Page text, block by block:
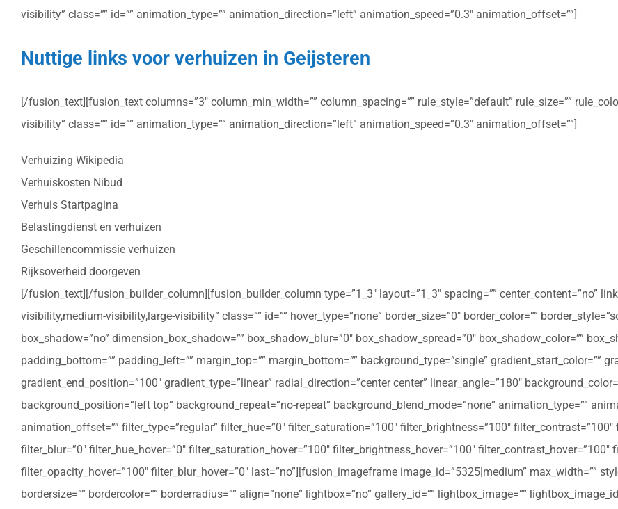
visibility” class=”” id=”” animation_type=”” animation_direction=”left” animation_speed=”0.3″ animation_offset=””]
Nuttige links voor verhuizen in Geijsteren
[/fusion_text][fusion_text columns=”3″ column_min_width=”” column_spacing=”” rule_style=”default” rule_size=””
visibility” class=”” id=”” animation_type=”” animation_direction=”left” animation_speed=”0.3″ animation_offset=””]
Verhuizing Wikipedia
Verhuiskosten Nibud
Verhuis Startpagina
Belastingdienst en verhuizen
Geschillencommissie verhuizen
Rijksoverheid doorgeven
[/fusion_text][/fusion_builder_column][fusion_builder_column type=”1_3″ layout=”1_3″ spacing=”” center_content=”no”
visibility,medium-visibility,large-visibility” class=”” id=”” hover_type=”none” border_size=”0″ border_color=””
box_shadow=”no” dimension_box_shadow=”” box_shadow_blur=”0″ box_shadow_spread=”0″ box_shadow_color=””
padding_bottom=”” padding_left=”” margin_top=”” margin_bottom=”” background_type=”single” gradient_start_color=””
gradient_end_position=”100″ gradient_type=”linear” radial_direction=”center center” linear_angle=”180″
background_position=”left top” background_repeat=”no-repeat” background_blend_mode=”none” animation_type=””
animation_offset=”” filter_type=”regular” filter_hue=”0″ filter_saturation=”100″ filter_brightness=”100″
filter_blur=”0″ filter_hue_hover=”0″ filter_saturation_hover=”100″ filter_brightness_hover=”100″ filter_contrast_hover=”100″
filter_opacity_hover=”100″ filter_blur_hover=”0″ last=”no”][fusion_imageframe image_id=”5325|medium” max_width=””
bordersize=”” bordercolor=”” borderradius=”” align=”none” lightbox=”no” gallery_id=”” lightbox_image=””